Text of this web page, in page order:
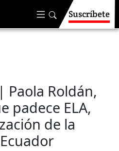
Suscríbete
Paola Roldán,
padece ELA,
de la